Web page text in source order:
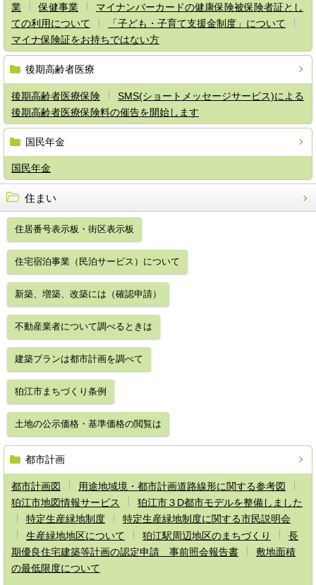
業
保健事業
マイナンバーカードの健康保険被保険者証とし
ての利用について
「子ども・子育て支援金制度」について
マイナ保険証をお持ちではない方
後期高齢者医療
後期高齢者医療保険
SMS(ショートメッセージサービス)による
後期高齢者医療保険料の催告を開始します
国民年金
国民年金
住まい
住居番号表示板・街区表示板
住宅宿泊事業（民泊サービス）について
新築、増築、改築には（確認申請）
不動産業者について調べるときは
建築プランは都市計画を調べて
狛江市まちづくり条例
土地の公示価格・基準価格の閲覧は
都市計画
都市計画図
用途地域境・都市計画道路線形に関する参考図
狛江市地図情報サービス
狛江市３D都市モデルを整備しました
特定生産緑地制度
特定生産緑地制度に関する市民説明会
生産緑地地区について
狛江駅周辺地区のまちづくり
長
期優良住宅建築等計画の認定申請 事前照会報告書
敷地面積
の最低限度について